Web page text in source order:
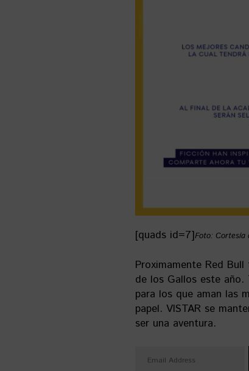
[quads id=7]Foto: Cortesía
Proximamente Red
de los Gallos este año.
para los que aman las
papel. VISTAR se
ser una aventura.